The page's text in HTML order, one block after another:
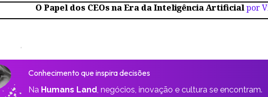
O Papel dos CEOs na Era da Inteligência Artificialpor
Conhecimento que inspira decisões
Na Humans Land, negócios, inovação e cultura se encontram.